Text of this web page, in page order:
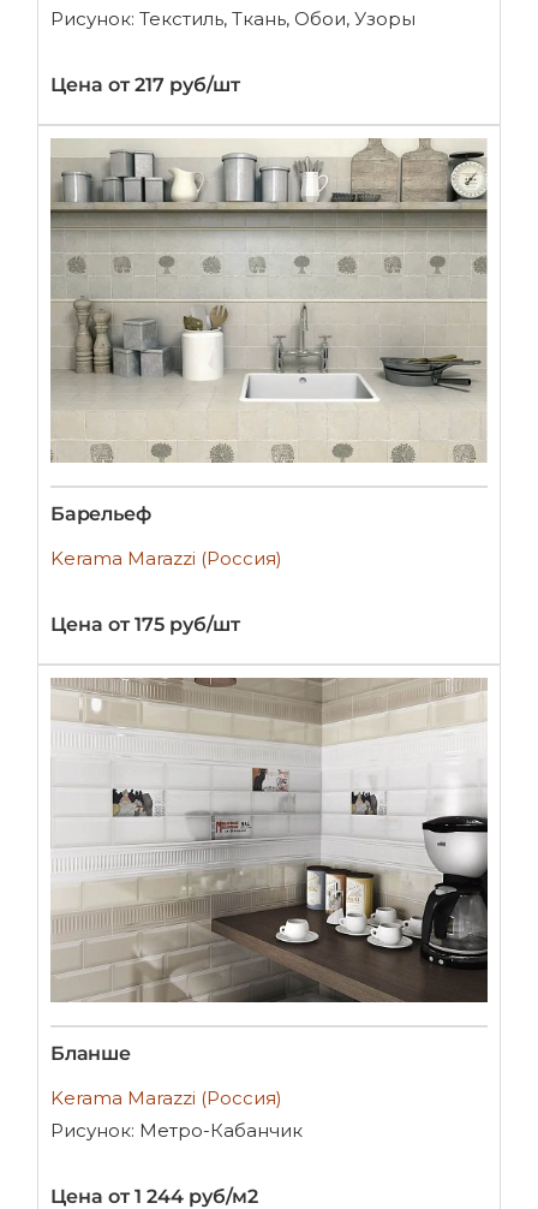
Рисунок: Текстиль, Ткань, Обои, Узоры
Цена от 217 руб/шт
Барельеф
Kerama Marazzi (Россия)
Цена от 175 руб/шт
Бланше
Kerama Marazzi (Россия)
Рисунок: Метро-Кабанчик
Цена от 1 244 руб/м2